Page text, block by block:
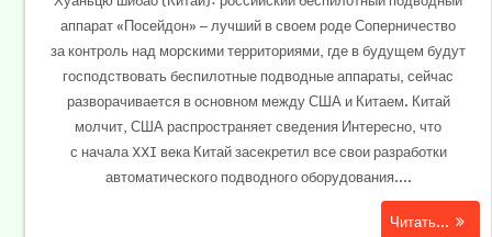
аппарат «Поcейдон» — лучший в своем роде Соперничество
за контроль над морскими территориями, где в будущем будут
господствовать беспилотные подводные аппараты, сейчас
разворачивается в основном между США и Китаем. Китай
молчит, США распространяет сведения Интересно, что
с начала XXI века Китай засекретил все свои разработки
автоматического подводного оборудования....
Читать...